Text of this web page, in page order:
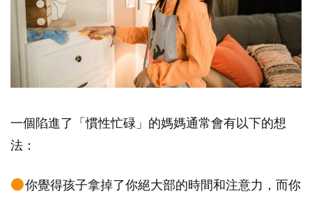
一個陷進了「慣性忙碌」的媽媽通常會有以下的想
法：
你覺得孩子拿掉了你絕大部的時間和注意力，而你